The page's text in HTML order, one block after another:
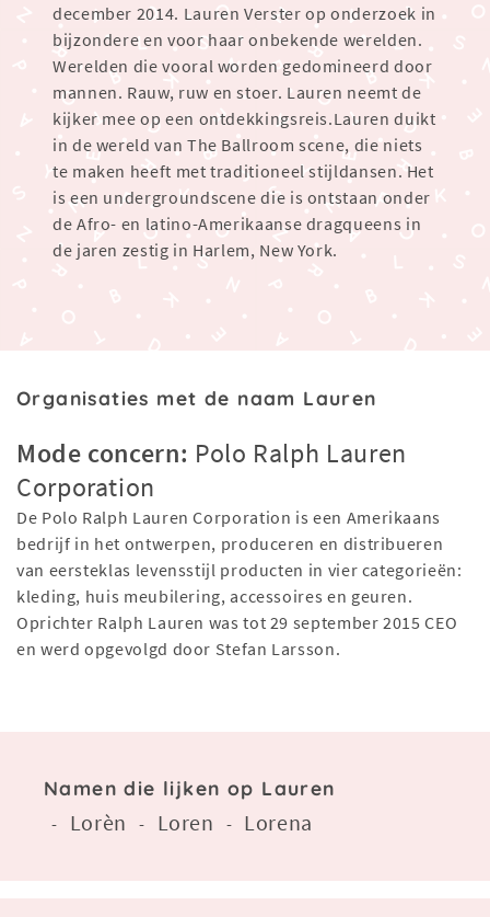
december 2014. Lauren Verster op onderzoek in
bijzondere en voor haar onbekende werelden.
Werelden die vooral worden gedomineerd door
mannen. Rauw, ruw en stoer. Lauren neemt de
kijker mee op een ontdekkingsreis.Lauren duikt
in de wereld van The Ballroom scene, die niets
te maken heeft met traditioneel stijldansen. Het
is een undergroundscene die is ontstaan onder
de Afro- en latino-Amerikaanse dragqueens in
de jaren zestig in Harlem, New York.
Organisaties met de naam Lauren
Mode concern: Polo Ralph Lauren
Corporation
De Polo Ralph Lauren Corporation is een Amerikaans
bedrijf in het ontwerpen, produceren en distribueren
van eersteklas levensstijl producten in vier categorieën:
kleding, huis meubilering, accessoires en geuren.
Oprichter Ralph Lauren was tot 29 september 2015 CEO
en werd opgevolgd door Stefan Larsson.
Namen die lijken op Lauren
- Lorèn - Loren - Lorena